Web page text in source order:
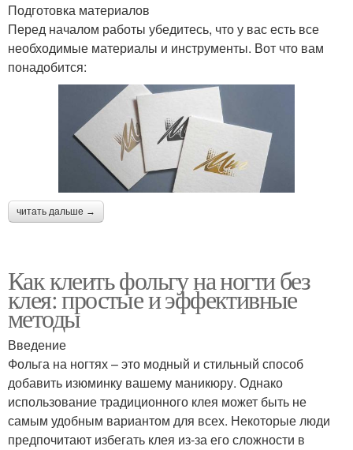
Подготовка материалов
Перед началом работы убедитесь, что у вас есть все
необходимые материалы и инструменты. Вот что вам
понадобится:
читать дальше →
Как клеить фольгу на ногти без
клея: простые и эффективные
методы
Введение
Фольга на ногтях – это модный и стильный способ
добавить изюминку вашему маникюру. Однако
использование традиционного клея может быть не
самым удобным вариантом для всех. Некоторые люди
предпочитают избегать клея из-за его сложности в